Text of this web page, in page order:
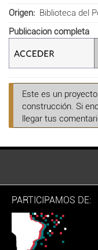
Origen
Biblioteca del
Publicacion completa
Este es un
construcción. Si
llegar tus
PARTICIPAMOS DE: